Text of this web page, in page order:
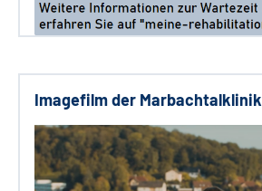
Imagefilm der Marbachtalklinik